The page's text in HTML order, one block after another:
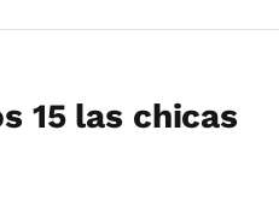
15 las chicas